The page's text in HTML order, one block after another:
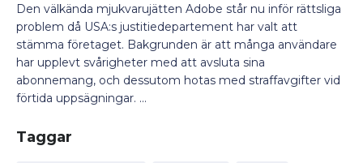
Den välkända mjukvarujätten Adobe står nu inför rättsliga
problem då USA:s justitiedepartement har valt att
stämma företaget. Bakgrunden är att många användare
har upplevt svårigheter med att avsluta sina
abonnemang, och dessutom hotas med straffavgifter vid
förtida uppsägningar. ...
Taggar